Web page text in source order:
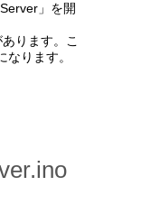
」を開
ります。こ
ります。